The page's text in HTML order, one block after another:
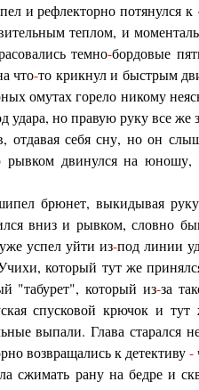
и рефлекторно потянулся к
теплом, и
темно-бордовые
что-то крикнул и быстрым
омутах горело никому
удара, но правую руку все же
отдавая себя сну, но он
рывком двинулся на юношу,
брюнет, выкидывая
вниз и рывком, словно
успел уйти из-под линии
который тут же
"табурет", который из-за
спусковой крючок и тут
выпали. Глава старался
возвращались к детективу-
сжимать рану на бедре и